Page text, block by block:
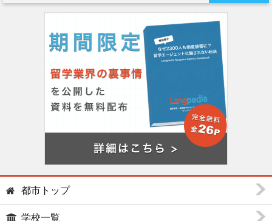
都市トップ
学校一覧